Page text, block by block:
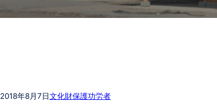
2018年8月7日文化財保護功労者